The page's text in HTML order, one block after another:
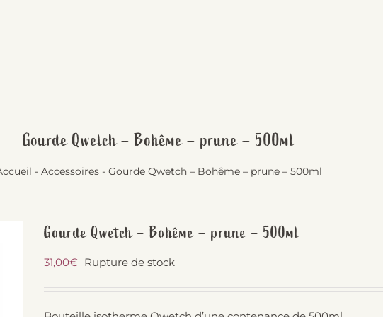
Gourde Qwetch – Bohême – prune – 500ml
- Accessoires- Gourde Qwetch – Bohême – prune – 500ml
Gourde Qwetch – Bohême – prune – 500ml
31,00€ Rupture de stock